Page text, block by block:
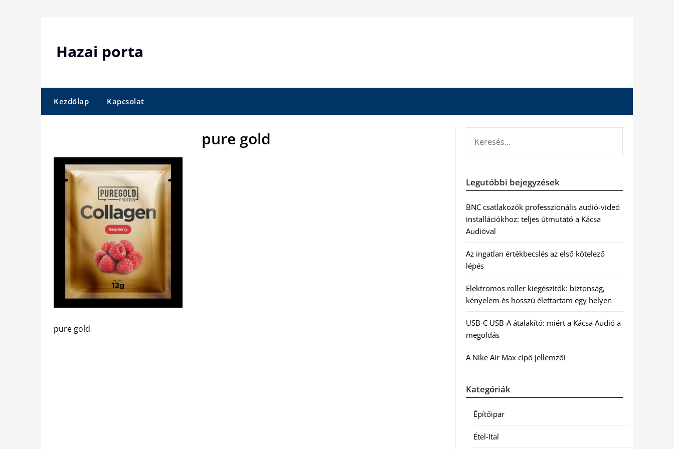
Hazai porta
Kezdőlap Kapcsolat
pure gold
pure gold
Legutóbbi bejegyzések
BNC csatlakozók professzionális audió-videó
installációkhoz: teljes útmutató a Kácsa
Audióval
Az ingatlan értékbecslés az első kötelező
lépés
Elektromos roller kiegészítők: biztonság,
kényelem és hosszú élettartam egy helyen
USB-C USB-A átalakító: miért a Kácsa Audió a
megoldás
A Nike Air Max cipő jellemzői
Kategóriák
Építőipar
Étel-Ital